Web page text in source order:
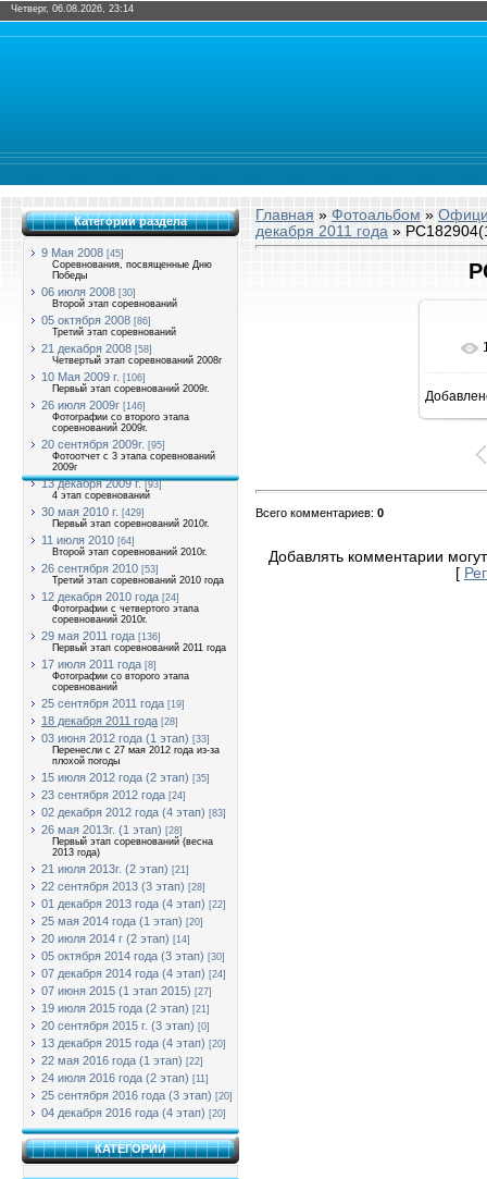
Четверг, 06.08.2026, 23:14
Категории раздела
9 Мая 2008 [45]
Соревнования, посвященные Дню
Победы
06 июля 2008 [30]
Второй этап соревнований
05 октября 2008 [86]
Третий этап соревнований
21 декабря 2008 [58]
Четвертый этап соревнований 2008г
10 Мая 2009 г. [106]
Первый этап соревнований 2009г.
26 июля 2009г [146]
Фотографии со второго этапа
соревнований 2009г.
20 сентября 2009г. [95]
Фотоотчет с 3 этапа соревнований
2009г
13 декабря 2009 г. [93]
4 этап соревнований
30 мая 2010 г. [429]
Первый этап соревнований 2010г.
11 июля 2010 [64]
Второй этап соревнований 2010г.
26 сентября 2010 [53]
Третий этап соревнований 2010 года
12 декабря 2010 года [24]
Фотографии с четвертого этапа
соревнований 2010г.
29 мая 2011 года [136]
Первый этап соревнований 2011 года
17 июля 2011 года [8]
Фотографии со второго этапа
соревнований
25 сентября 2011 года [19]
18 декабря 2011 года [28]
03 июня 2012 года (1 этап) [33]
Перенесли с 27 мая 2012 года из-за
плохой погоды
15 июля 2012 года (2 этап) [35]
23 сентября 2012 года [24]
02 декабря 2012 года (4 этап) [83]
26 мая 2013г. (1 этап) [28]
Первый этап соревнований (весна
2013 года)
21 июля 2013г. (2 этап) [21]
22 сентября 2013 (3 этап) [28]
01 декабря 2013 года (4 этап) [22]
25 мая 2014 года (1 этап) [20]
20 июля 2014 г (2 этап) [14]
05 октября 2014 года (3 этап) [30]
07 декабря 2014 года (4 этап) [24]
07 июня 2015 (1 этап 2015) [27]
19 июля 2015 года (2 этап) [21]
20 сентября 2015 г. (3 этап) [0]
13 декабря 2015 года (4 этап) [20]
22 мая 2016 года (1 этап) [22]
24 июля 2016 года (2 этап) [11]
25 сентября 2016 года (3 этап) [20]
04 декабря 2016 года (4 этап) [20]
КАТЕГОРИИ
Главная » Фотоальбом »
декабря 2011 года »
Всего комментариев: 0
Добавлять комментарии
[